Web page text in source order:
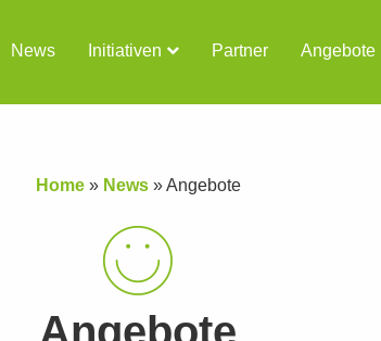
News Initiativen Partner Angebote
Home» News»Angebote